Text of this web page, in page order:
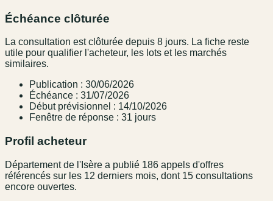
Échéance clôturée
La consultation est clôturée depuis 8 jours. La fiche reste
utile pour qualifier l'acheteur, les lots et les marchés
similaires.
Publication : 30/06/2026
Échéance : 31/07/2026
Début prévisionnel : 14/10/2026
Fenêtre de réponse : 31 jours
Profil acheteur
Département de l'Isère a publié 186 appels d'offres
référencés sur les 12 derniers mois, dont 15 consultations
encore ouvertes.